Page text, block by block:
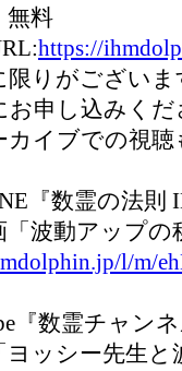
無料
https://
限りがござい
お申し込みくだ
カイブでの視聴
『数霊の法則
「波動アップ
l/m/
『数霊チャン
ヨッシー先生と